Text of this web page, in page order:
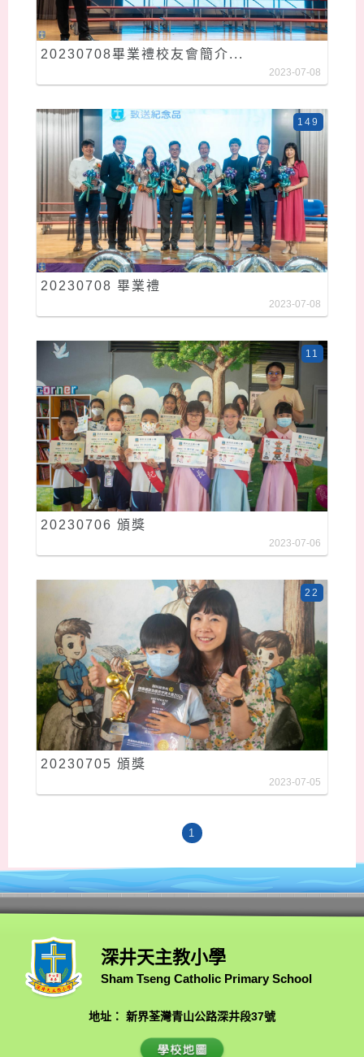
20230708畢業禮校友會簡介...
2023-07-08
20230708 畢業禮
149
2023-07-08
20230706 頒獎
11
2023-07-06
20230705 頒獎
22
2023-07-05
1
深井天主教小學
Sham Tseng Catholic Primary School
地址： 新界荃灣青山公路深井段37號